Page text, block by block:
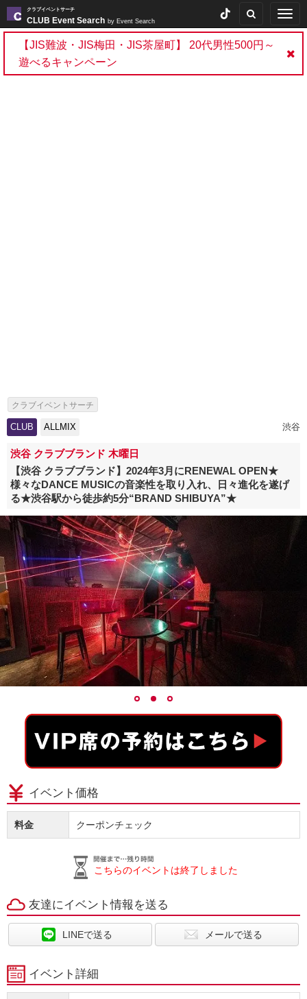
クラブイベントサーチ
CLUB Event Search by Event Search
【JIS難波・JIS梅田・JIS茶屋町】 20代男性500円～
遊べるキャンペーン
クラブイベントサーチ
CLUB ALLMIX 渋谷
渋谷 クラブブランド 木曜日
【渋谷 クラブブランド】2024年3月にRENEWAL OPEN★
様々なDANCE MUSICの音楽性を取り入れ、日々進化を遂げ
る★渋谷駅から徒歩約5分“BRAND SHIBUYA”★
イベント価格
料金 クーポンチェック
こちらのイベントは終了しました
友達にイベント情報を送る
LINEで送る メールで送る
イベント詳細